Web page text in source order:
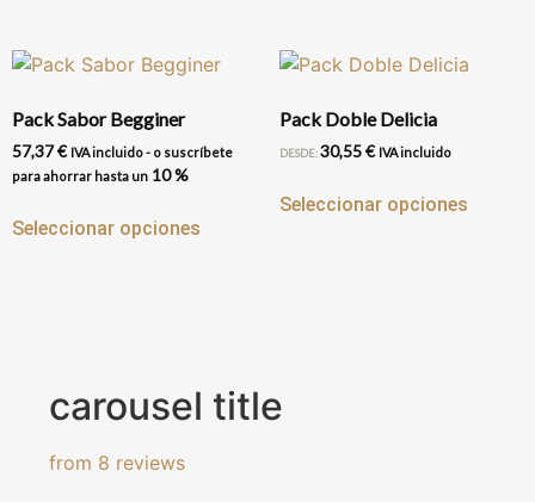
Pack Sabor Begginer
57,37€ IVA incluido- o suscríbete
para ahorrar hasta un 10 %
Seleccionar opciones
Pack Doble Delicia
DESDE:30,55€ IVA incluido
Seleccionar opciones
carousel title
from 8 reviews